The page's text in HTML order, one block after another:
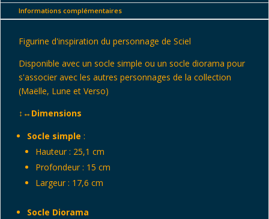
Clair
Obscur
Informations complémentaires
Figurine d'inspiration du personnage de Sciel
Disponible avec un socle simple ou un socle diorama pour
s'associer avec les autres personnages de la collection
(Maëlle, Lune et Verso)
↕️↔️ Dimensions
Socle simple :
Hauteur : 25,1 cm
Profondeur : 15 cm
Largeur : 17,6 cm
Socle Diorama